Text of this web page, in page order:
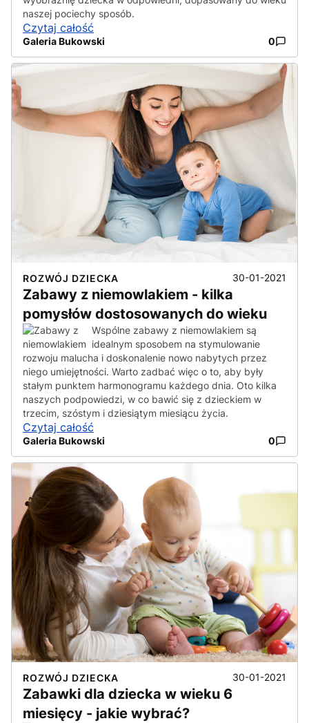
naszej pociechy sposób.
Czytaj całość
Galeria Bukowski 0
ROZWÓJ DZIECKA 30-01-2021
Zabawy z niemowlakiem - kilka
pomysłów dostosowanych do wieku
Wspólne zabawy z niemowlakiem są
idealnym sposobem na stymulowanie
rozwoju malucha i doskonalenie nowo nabytych przez
niego umiejętności. Warto zadbać więc o to, aby były
stałym punktem harmonogramu każdego dnia. Oto kilka
naszych podpowiedzi, w co bawić się z dzieckiem w
trzecim, szóstym i dziesiątym miesiącu życia.
Czytaj całość
Galeria Bukowski 0
ROZWÓJ DZIECKA 30-01-2021
Zabawki dla dziecka w wieku 6
miesięcy - jakie wybrać?